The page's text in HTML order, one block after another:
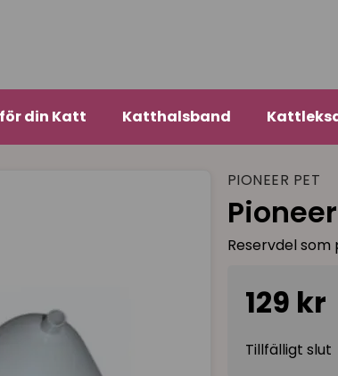
din Katt Katthalsband
PIONEER PET
Reservdel
129 kr
Tillfälligt slut